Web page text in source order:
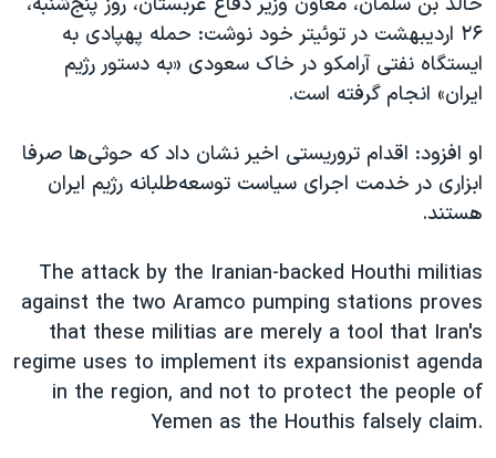
اعتراضات مردمی آبان ۹۸
اسرائیل در جنگ
نرگس محمدی برنده جایزه نوبل صلح
صفحه‌های ویژه
سفر پرزیدنت ترامپ به چین
۲۶ اردیبهشت در توئیتر خود نوشت: حمله پهپادی به
ایستگاه نفتی آرامکو در خاک سعودی «به دستور رژیم
ایران» انجام گرفته است.
او افزود: اقدام تروریستی اخیر نشان داد که حوثی‌ها صرفا
ابزاری در خدمت اجرای سیاست توسعه‌طلبانه رژیم ایران
هستند.
The attack by the Iranian-backed Houthi militias
against the two Aramco pumping stations proves
that these militias are merely a tool that Iran's
regime uses to implement its expansionist agenda
in the region, and not to protect the people of
Yemen as the Houthis falsely claim.